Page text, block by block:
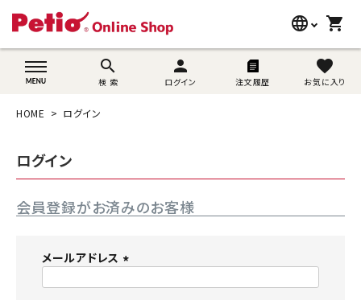
language
wovn-lang-name
shopping_cart
search
検 索
person
ログイン 注文履歴
favorite
お気に入り
search
うさぎ用品
ブランド別に探す
目的別に探す
SNS
HOME ログイン
ログイン
会員登録がお済みのお客様
メールアドレス